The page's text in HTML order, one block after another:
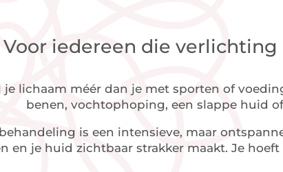
Voor iedereen die
je lichaam méér dan je met sporten of
benen, vochtophoping, een slappe huid
is een intensieve, maar
en je huid zichtbaar strakker maakt. Je